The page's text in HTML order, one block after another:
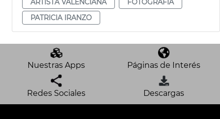
PATRICIA IRANZO
Nuestras Apps Páginas de Interés
Redes Sociales Descargas